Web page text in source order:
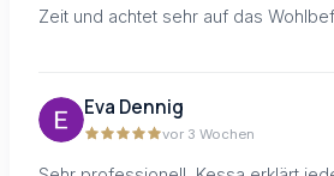
Zeit und achtet sehr auf das
Eva Dennig
vor 3 Wochen